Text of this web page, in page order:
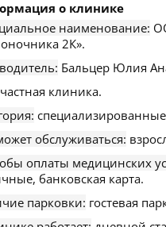
о клинике
наименование:
2К».
Бальцер Юлия
частная клиника.
обслуживаться:
оплаты медицинских
банковская карта.
парковки: гостевая